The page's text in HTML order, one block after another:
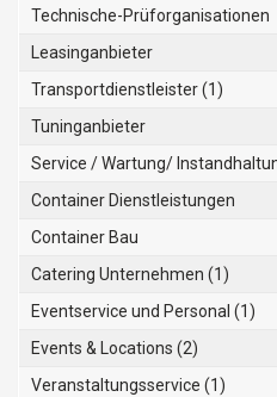
Technische-Prüforganisationen
Leasinganbieter
Transportdienstleister (1)
Tuninganbieter
Service / Wartung/
Container Dienstleistungen
Container Bau
Catering Unternehmen (1)
Eventservice und Personal (1)
Events & Locations (2)
Veranstaltungsservice (1)